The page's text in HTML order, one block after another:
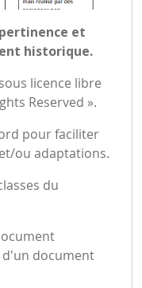
et
historique.
licence libre
Reserved ».
pour faciliter
ou adaptations.
du
d'un document